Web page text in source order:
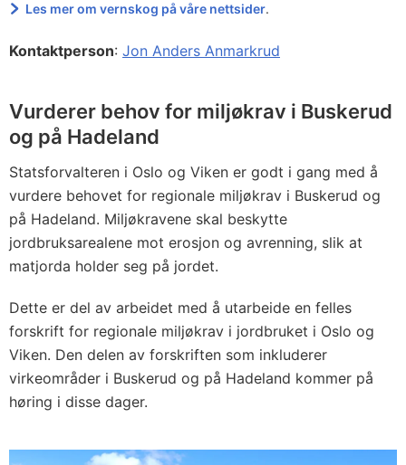
Les mer om vernskog på våre nettsider.
Kontaktperson: Jon Anders Anmarkrud
Vurderer behov for miljøkrav i Buskerud
og på Hadeland
Statsforvalteren i Oslo og Viken er godt i gang med å
vurdere behovet for regionale miljøkrav i Buskerud og
på Hadeland. Miljøkravene skal beskytte
jordbruksarealene mot erosjon og avrenning, slik at
matjorda holder seg på jordet.
Dette er del av arbeidet med å utarbeide en felles
forskrift for regionale miljøkrav i jordbruket i Oslo og
Viken. Den delen av forskriften som inkluderer
virkeområder i Buskerud og på Hadeland kommer på
høring i disse dager.